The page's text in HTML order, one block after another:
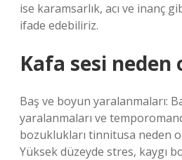
ise karamsarlık, acı ve inanç
ifade edebiliriz.
Kafa sesi neden
Baş ve boyun yaralanmaları:
yaralanmaları ve
bozuklukları tinnitusa neden
Yüksek düzeyde stres, kaygı